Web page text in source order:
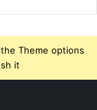
Theme options
it.